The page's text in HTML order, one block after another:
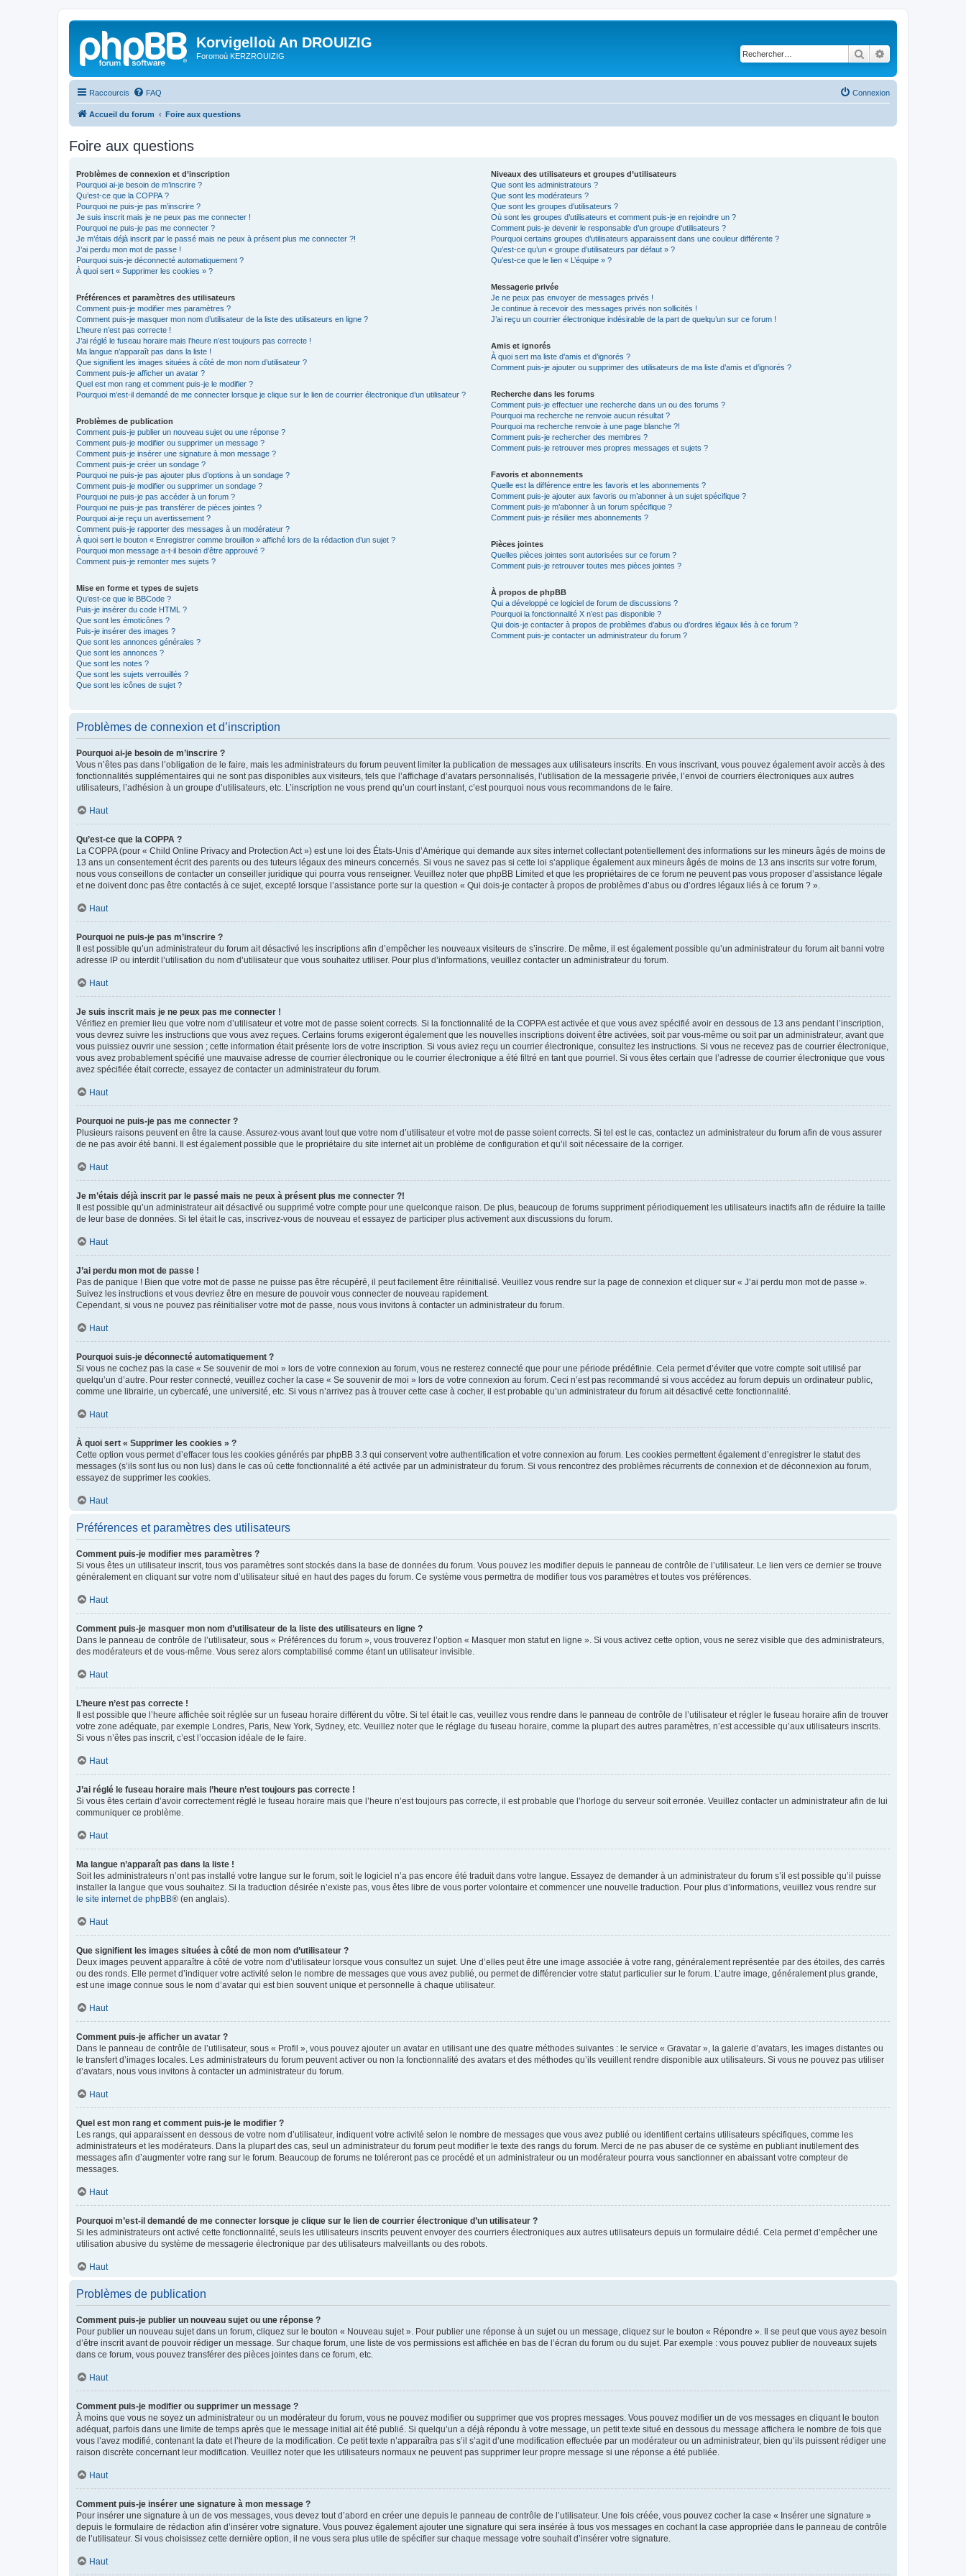
Korvigelloù An DROUIZIG
Foromoù KERZROUIZIG Rechercher
Raccourcis FAQ Connexion
Accueil du forum Foire aux questions
Foire aux questions
Problèmes de connexion et d’inscription
Pourquoi ai-je besoin de m’inscrire ?
Qu’est-ce que la COPPA ?
Pourquoi ne puis-je pas m’inscrire ?
Je suis inscrit mais je ne peux pas me connecter !
Pourquoi ne puis-je pas me connecter ?
Je m’étais déjà inscrit par le passé mais ne peux à présent plus me connecter ?!
J’ai perdu mon mot de passe !
Pourquoi suis-je déconnecté automatiquement ?
À quoi sert « Supprimer les cookies » ?
Préférences et paramètres des utilisateurs
Comment puis-je modifier mes paramètres ?
Comment puis-je masquer mon nom d’utilisateur de la liste des utilisateurs en ligne ?
L’heure n’est pas correcte !
J’ai réglé le fuseau horaire mais l’heure n’est toujours pas correcte !
Ma langue n’apparaît pas dans la liste !
Que signifient les images situées à côté de mon nom d’utilisateur ?
Comment puis-je afficher un avatar ?
Quel est mon rang et comment puis-je le modifier ?
Pourquoi m’est-il demandé de me connecter lorsque je clique sur le lien de courrier électronique d’un utilisateur ?
Problèmes de publication
Comment puis-je publier un nouveau sujet ou une réponse ?
Comment puis-je modifier ou supprimer un message ?
Comment puis-je insérer une signature à mon message ?
Comment puis-je créer un sondage ?
Pourquoi ne puis-je pas ajouter plus d’options à un sondage ?
Comment puis-je modifier ou supprimer un sondage ?
Pourquoi ne puis-je pas accéder à un forum ?
Pourquoi ne puis-je pas transférer de pièces jointes ?
Pourquoi ai-je reçu un avertissement ?
Comment puis-je rapporter des messages à un modérateur ?
À quoi sert le bouton « Enregistrer comme brouillon » affiché lors de la rédaction d’un sujet ?
Pourquoi mon message a-t-il besoin d’être approuvé ?
Comment puis-je remonter mes sujets ?
Mise en forme et types de sujets
Qu’est-ce que le BBCode ?
Puis-je insérer du code HTML ?
Que sont les émoticônes ?
Puis-je insérer des images ?
Que sont les annonces générales ?
Que sont les annonces ?
Que sont les notes ?
Que sont les sujets verrouillés ?
Que sont les icônes de sujet ?
Niveaux des utilisateurs et groupes d’utilisateurs
Que sont les administrateurs ?
Que sont les modérateurs ?
Que sont les groupes d’utilisateurs ?
Où sont les groupes d’utilisateurs et comment puis-je en rejoindre un ?
Comment puis-je devenir le responsable d’un groupe d’utilisateurs ?
Pourquoi certains groupes d’utilisateurs apparaissent dans une couleur différente ?
Qu’est-ce qu’un « groupe d’utilisateurs par défaut » ?
Qu’est-ce que le lien « L’équipe » ?
Messagerie privée
Je ne peux pas envoyer de messages privés !
Je continue à recevoir des messages privés non sollicités !
J’ai reçu un courrier électronique indésirable de la part de quelqu’un sur ce forum !
Amis et ignorés
À quoi sert ma liste d’amis et d’ignorés ?
Comment puis-je ajouter ou supprimer des utilisateurs de ma liste d’amis et d’ignorés ?
Recherche dans les forums
Comment puis-je effectuer une recherche dans un ou des forums ?
Pourquoi ma recherche ne renvoie aucun résultat ?
Pourquoi ma recherche renvoie à une page blanche ?!
Comment puis-je rechercher des membres ?
Comment puis-je retrouver mes propres messages et sujets ?
Favoris et abonnements
Quelle est la différence entre les favoris et les abonnements ?
Comment puis-je ajouter aux favoris ou m’abonner à un sujet spécifique ?
Comment puis-je m’abonner à un forum spécifique ?
Comment puis-je résilier mes abonnements ?
Pièces jointes
Quelles pièces jointes sont autorisées sur ce forum ?
Comment puis-je retrouver toutes mes pièces jointes ?
À propos de phpBB
Qui a développé ce logiciel de forum de discussions ?
Pourquoi la fonctionnalité X n’est pas disponible ?
Qui dois-je contacter à propos de problèmes d’abus ou d’ordres légaux liés à ce forum ?
Comment puis-je contacter un administrateur du forum ?
Problèmes de connexion et d’inscription
Pourquoi ai-je besoin de m’inscrire ?
Vous n’êtes pas dans l’obligation de le faire, mais les administrateurs du forum peuvent limiter la publication de messages aux utilisateurs inscrits. En vous inscrivant, vous pouvez également avoir accès à des
fonctionnalités supplémentaires qui ne sont pas disponibles aux visiteurs, tels que l’affichage d’avatars personnalisés, l’utilisation de la messagerie privée, l’envoi de courriers électroniques aux autres
utilisateurs, l’adhésion à un groupe d’utilisateurs, etc. L’inscription ne vous prend qu’un court instant, c’est pourquoi nous vous recommandons de le faire.
Haut
Qu’est-ce que la COPPA ?
La COPPA (pour « Child Online Privacy and Protection Act ») est une loi des États-Unis d’Amérique qui demande aux sites internet collectant potentiellement des informations sur les mineurs âgés de moins de
13 ans un consentement écrit des parents ou des tuteurs légaux des mineurs concernés. Si vous ne savez pas si cette loi s’applique également aux mineurs âgés de moins de 13 ans inscrits sur votre forum,
nous vous conseillons de contacter un conseiller juridique qui pourra vous renseigner. Veuillez noter que phpBB Limited et que les propriétaires de ce forum ne peuvent pas vous proposer d’assistance légale
et ne doivent donc pas être contactés à ce sujet, excepté lorsque l’assistance porte sur la question « Qui dois-je contacter à propos de problèmes d’abus ou d’ordres légaux liés à ce forum ? ».
Haut
Pourquoi ne puis-je pas m’inscrire ?
Il est possible qu’un administrateur du forum ait désactivé les inscriptions afin d’empêcher les nouveaux visiteurs de s’inscrire. De même, il est également possible qu’un administrateur du forum ait banni votre
adresse IP ou interdit l’utilisation du nom d’utilisateur que vous souhaitez utiliser. Pour plus d’informations, veuillez contacter un administrateur du forum.
Haut
Je suis inscrit mais je ne peux pas me connecter !
Vérifiez en premier lieu que votre nom d’utilisateur et votre mot de passe soient corrects. Si la fonctionnalité de la COPPA est activée et que vous avez spécifié avoir en dessous de 13 ans pendant l’inscription,
vous devrez suivre les instructions que vous avez reçues. Certains forums exigeront également que les nouvelles inscriptions doivent être activées, soit par vous-même ou soit par un administrateur, avant que
vous puissiez ouvrir une session ; cette information était présente lors de votre inscription. Si vous aviez reçu un courrier électronique, consultez les instructions. Si vous ne recevez pas de courrier électronique,
vous avez probablement spécifié une mauvaise adresse de courrier électronique ou le courrier électronique a été filtré en tant que pourriel. Si vous êtes certain que l’adresse de courrier électronique que vous
avez spécifiée était correcte, essayez de contacter un administrateur du forum.
Haut
Pourquoi ne puis-je pas me connecter ?
Plusieurs raisons peuvent en être la cause. Assurez-vous avant tout que votre nom d’utilisateur et votre mot de passe soient corrects. Si tel est le cas, contactez un administrateur du forum afin de vous assurer
de ne pas avoir été banni. Il est également possible que le propriétaire du site internet ait un problème de configuration et qu’il soit nécessaire de la corriger.
Haut
Je m’étais déjà inscrit par le passé mais ne peux à présent plus me connecter ?!
Il est possible qu’un administrateur ait désactivé ou supprimé votre compte pour une quelconque raison. De plus, beaucoup de forums suppriment périodiquement les utilisateurs inactifs afin de réduire la taille
de leur base de données. Si tel était le cas, inscrivez-vous de nouveau et essayez de participer plus activement aux discussions du forum.
Haut
J’ai perdu mon mot de passe !
Pas de panique ! Bien que votre mot de passe ne puisse pas être récupéré, il peut facilement être réinitialisé. Veuillez vous rendre sur la page de connexion et cliquer sur « J’ai perdu mon mot de passe ».
Suivez les instructions et vous devriez être en mesure de pouvoir vous connecter de nouveau rapidement.
Cependant, si vous ne pouvez pas réinitialiser votre mot de passe, nous vous invitons à contacter un administrateur du forum.
Haut
Pourquoi suis-je déconnecté automatiquement ?
Si vous ne cochez pas la case « Se souvenir de moi » lors de votre connexion au forum, vous ne resterez connecté que pour une période prédéfinie. Cela permet d’éviter que votre compte soit utilisé par
quelqu’un d’autre. Pour rester connecté, veuillez cocher la case « Se souvenir de moi » lors de votre connexion au forum. Ceci n’est pas recommandé si vous accédez au forum depuis un ordinateur public,
comme une librairie, un cybercafé, une université, etc. Si vous n’arrivez pas à trouver cette case à cocher, il est probable qu’un administrateur du forum ait désactivé cette fonctionnalité.
Haut
À quoi sert « Supprimer les cookies » ?
Cette option vous permet d’effacer tous les cookies générés par phpBB 3.3 qui conservent votre authentification et votre connexion au forum. Les cookies permettent également d’enregistrer le statut des
messages (s’ils sont lus ou non lus) dans le cas où cette fonctionnalité a été activée par un administrateur du forum. Si vous rencontrez des problèmes récurrents de connexion et de déconnexion au forum,
essayez de supprimer les cookies.
Haut
Préférences et paramètres des utilisateurs
Comment puis-je modifier mes paramètres ?
Si vous êtes un utilisateur inscrit, tous vos paramètres sont stockés dans la base de données du forum. Vous pouvez les modifier depuis le panneau de contrôle de l’utilisateur. Le lien vers ce dernier se trouve
généralement en cliquant sur votre nom d’utilisateur situé en haut des pages du forum. Ce système vous permettra de modifier tous vos paramètres et toutes vos préférences.
Haut
Comment puis-je masquer mon nom d’utilisateur de la liste des utilisateurs en ligne ?
Dans le panneau de contrôle de l’utilisateur, sous « Préférences du forum », vous trouverez l’option « Masquer mon statut en ligne ». Si vous activez cette option, vous ne serez visible que des administrateurs,
des modérateurs et de vous-même. Vous serez alors comptabilisé comme étant un utilisateur invisible.
Haut
L’heure n’est pas correcte !
Il est possible que l’heure affichée soit réglée sur un fuseau horaire différent du vôtre. Si tel était le cas, veuillez vous rendre dans le panneau de contrôle de l’utilisateur et régler le fuseau horaire afin de trouver
votre zone adéquate, par exemple Londres, Paris, New York, Sydney, etc. Veuillez noter que le réglage du fuseau horaire, comme la plupart des autres paramètres, n’est accessible qu’aux utilisateurs inscrits.
Si vous n’êtes pas inscrit, c’est l’occasion idéale de le faire.
Haut
J’ai réglé le fuseau horaire mais l’heure n’est toujours pas correcte !
Si vous êtes certain d’avoir correctement réglé le fuseau horaire mais que l’heure n’est toujours pas correcte, il est probable que l’horloge du serveur soit erronée. Veuillez contacter un administrateur afin de lui
communiquer ce problème.
Haut
Ma langue n’apparaît pas dans la liste !
Soit les administrateurs n’ont pas installé votre langue sur le forum, soit le logiciel n’a pas encore été traduit dans votre langue. Essayez de demander à un administrateur du forum s’il est possible qu’il puisse
installer la langue que vous souhaitez. Si la traduction désirée n’existe pas, vous êtes libre de vous porter volontaire et commencer une nouvelle traduction. Pour plus d’informations, veuillez vous rendre sur
le site internet de phpBB® (en anglais).
Haut
Que signifient les images situées à côté de mon nom d’utilisateur ?
Deux images peuvent apparaître à côté de votre nom d’utilisateur lorsque vous consultez un sujet. Une d’elles peut être une image associée à votre rang, généralement représentée par des étoiles, des carrés
ou des ronds. Elle permet d’indiquer votre activité selon le nombre de messages que vous avez publié, ou permet de différencier votre statut particulier sur le forum. L’autre image, généralement plus grande,
est une image connue sous le nom d’avatar qui est bien souvent unique et personnelle à chaque utilisateur.
Haut
Comment puis-je afficher un avatar ?
Dans le panneau de contrôle de l’utilisateur, sous « Profil », vous pouvez ajouter un avatar en utilisant une des quatre méthodes suivantes : le service « Gravatar », la galerie d’avatars, les images distantes ou
le transfert d’images locales. Les administrateurs du forum peuvent activer ou non la fonctionnalité des avatars et des méthodes qu’ils veuillent rendre disponible aux utilisateurs. Si vous ne pouvez pas utiliser
d’avatars, nous vous invitons à contacter un administrateur du forum.
Haut
Quel est mon rang et comment puis-je le modifier ?
Les rangs, qui apparaissent en dessous de votre nom d’utilisateur, indiquent votre activité selon le nombre de messages que vous avez publié ou identifient certains utilisateurs spécifiques, comme les
administrateurs et les modérateurs. Dans la plupart des cas, seul un administrateur du forum peut modifier le texte des rangs du forum. Merci de ne pas abuser de ce système en publiant inutilement des
messages afin d’augmenter votre rang sur le forum. Beaucoup de forums ne toléreront pas ce procédé et un administrateur ou un modérateur pourra vous sanctionner en abaissant votre compteur de
messages.
Haut
Pourquoi m’est-il demandé de me connecter lorsque je clique sur le lien de courrier électronique d’un utilisateur ?
Si les administrateurs ont activé cette fonctionnalité, seuls les utilisateurs inscrits peuvent envoyer des courriers électroniques aux autres utilisateurs depuis un formulaire dédié. Cela permet d’empêcher une
utilisation abusive du système de messagerie électronique par des utilisateurs malveillants ou des robots.
Haut
Problèmes de publication
Comment puis-je publier un nouveau sujet ou une réponse ?
Pour publier un nouveau sujet dans un forum, cliquez sur le bouton « Nouveau sujet ». Pour publier une réponse à un sujet ou un message, cliquez sur le bouton « Répondre ». Il se peut que vous ayez besoin
d’être inscrit avant de pouvoir rédiger un message. Sur chaque forum, une liste de vos permissions est affichée en bas de l’écran du forum ou du sujet. Par exemple : vous pouvez publier de nouveaux sujets
dans ce forum, vous pouvez transférer des pièces jointes dans ce forum, etc.
Haut
Comment puis-je modifier ou supprimer un message ?
À moins que vous ne soyez un administrateur ou un modérateur du forum, vous ne pouvez modifier ou supprimer que vos propres messages. Vous pouvez modifier un de vos messages en cliquant le bouton
adéquat, parfois dans une limite de temps après que le message initial ait été publié. Si quelqu’un a déjà répondu à votre message, un petit texte situé en dessous du message affichera le nombre de fois que
vous l’avez modifié, contenant la date et l’heure de la modification. Ce petit texte n’apparaîtra pas s’il s’agit d’une modification effectuée par un modérateur ou un administrateur, bien qu’ils puissent rédiger une
raison discrète concernant leur modification. Veuillez noter que les utilisateurs normaux ne peuvent pas supprimer leur propre message si une réponse a été publiée.
Haut
Comment puis-je insérer une signature à mon message ?
Pour insérer une signature à un de vos messages, vous devez tout d’abord en créer une depuis le panneau de contrôle de l’utilisateur. Une fois créée, vous pouvez cocher la case « Insérer une signature »
depuis le formulaire de rédaction afin d’insérer votre signature. Vous pouvez également ajouter une signature qui sera insérée à tous vos messages en cochant la case appropriée dans le panneau de contrôle
de l’utilisateur. Si vous choisissez cette dernière option, il ne vous sera plus utile de spécifier sur chaque message votre souhait d’insérer votre signature.
Haut